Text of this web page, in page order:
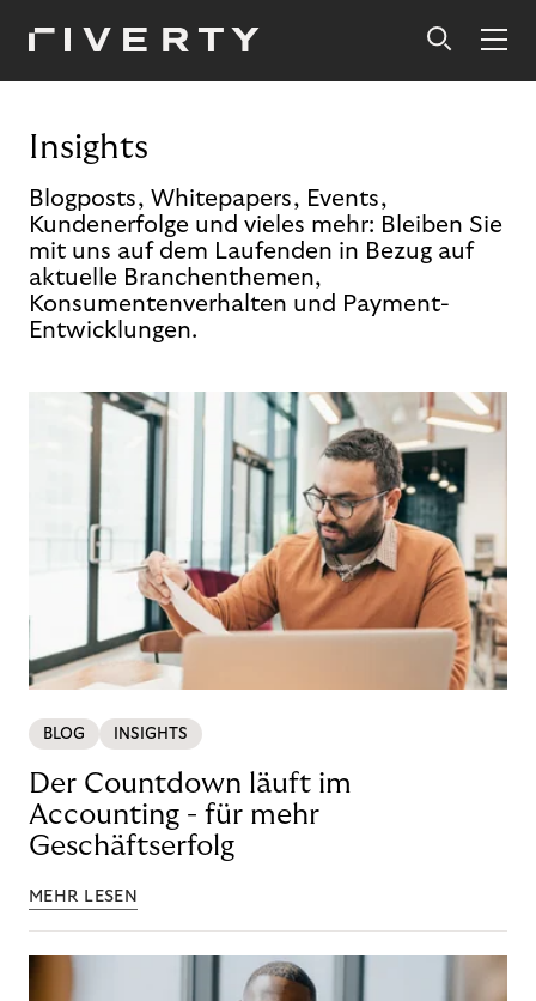
Insights
Blogposts, Whitepapers, Events,
Kundenerfolge und vieles mehr: Bleiben Sie
mit uns auf dem Laufenden in Bezug auf
aktuelle Branchenthemen,
Konsumentenverhalten und Payment-
Entwicklungen.
BLOG INSIGHTS
Der Countdown läuft im
Accounting - für mehr
Geschäftserfolg
MEHR LESEN